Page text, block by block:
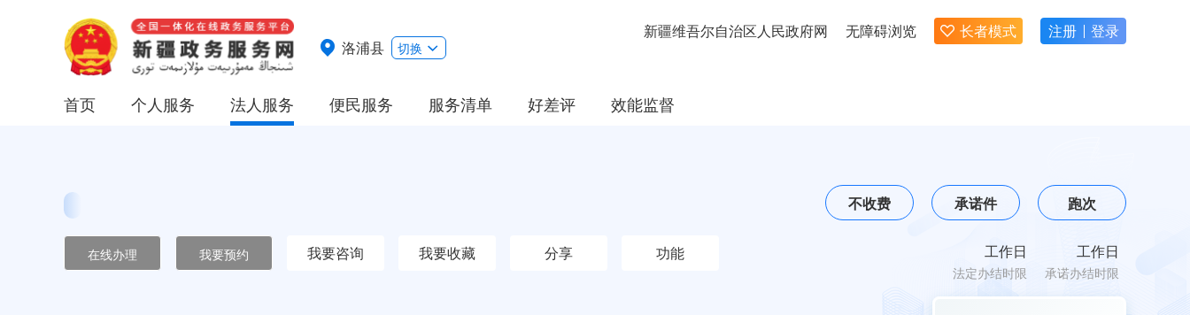
洛浦县 切换
新疆维吾尔自治区人民政府网 无障碍浏览 长者模式 注册 登录
首页 个人服务 法人服务 便民服务 服务清单 好差评 效能监督
在线办理 我要预约 我要咨询 我要收藏 分享 功能
不收费 承诺件 跑次
工作日
法定办结时限
工作日
承诺办结时限